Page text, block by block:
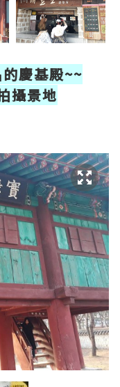
慶基殿~~
攝景地